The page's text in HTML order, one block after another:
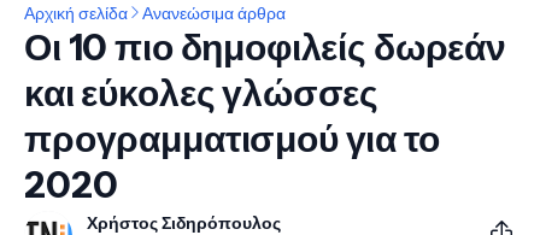
Αρχική σελίδα Ανανεώσιμα άρθρα
Οι 10 πιο δημοφιλείς δωρεάν
και εύκολες γλώσσες
προγραμματισμού για το
2020
Χρήστος Σιδηρόπουλος